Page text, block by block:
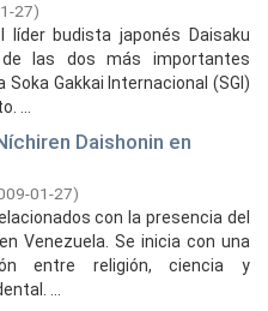
27)
líder budista japonés Daisaku
las dos más importantes
Gakkai Internacional (SGI)
...
Daishonin en
01-27)
con la presencia del
Venezuela. Se inicia con una
entre religión, ciencia y
...